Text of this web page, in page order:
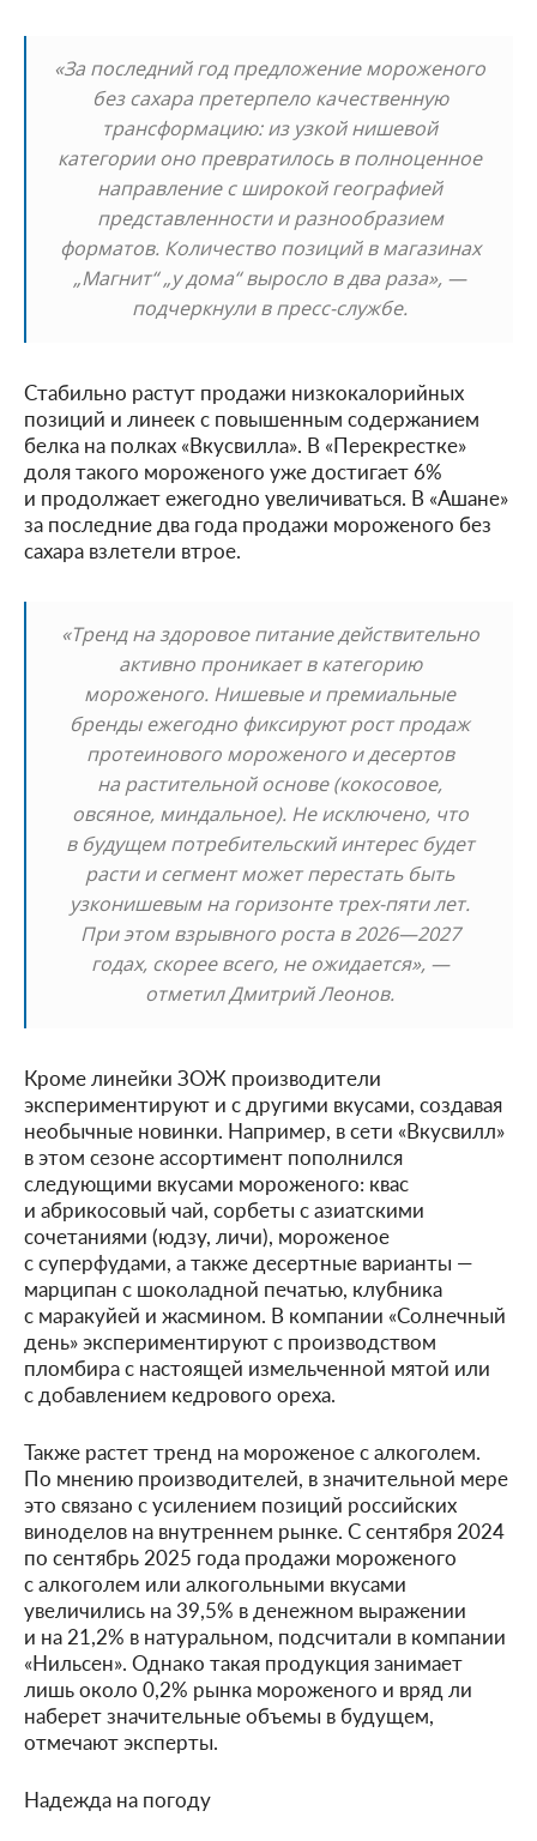
«За последний год предложение мороженого
без сахара претерпело качественную
трансформацию: из узкой нишевой
категории оно превратилось в полноценное
направление с широкой географией
представленности и разнообразием
форматов. Количество позиций в магазинах
„Магнит“ „у дома“ выросло в два раза», —
подчеркнули в пресс-службе.
Стабильно растут продажи низкокалорийных
позиций и линеек с повышенным содержанием
белка на полках «Вкусвилла». В «Перекрестке»
доля такого мороженого уже достигает 6%
и продолжает ежегодно увеличиваться. В «Ашане»
за последние два года продажи мороженого без
сахара взлетели втрое.
«Тренд на здоровое питание действительно
активно проникает в категорию
мороженого. Нишевые и премиальные
бренды ежегодно фиксируют рост продаж
протеинового мороженого и десертов
на растительной основе (кокосовое,
овсяное, миндальное). Не исключено, что
в будущем потребительский интерес будет
расти и сегмент может перестать быть
узконишевым на горизонте трех-пяти лет.
При этом взрывного роста в 2026—2027
годах, скорее всего, не ожидается», —
отметил Дмитрий Леонов.
Кроме линейки ЗОЖ производители
экспериментируют и с другими вкусами, создавая
необычные новинки. Например, в сети «Вкусвилл»
в этом сезоне ассортимент пополнился
следующими вкусами мороженого: квас
и абрикосовый чай, сорбеты с азиатскими
сочетаниями (юдзу, личи), мороженое
с суперфудами, а также десертные варианты —
марципан с шоколадной печатью, клубника
с маракуйей и жасмином. В компании «Солнечный
день» экспериментируют с производством
пломбира с настоящей измельченной мятой или
с добавлением кедрового ореха.
Также растет тренд на мороженое с алкоголем.
По мнению производителей, в значительной мере
это связано с усилением позиций российских
виноделов на внутреннем рынке. С сентября 2024
по сентябрь 2025 года продажи мороженого
с алкоголем или алкогольными вкусами
увеличились на 39,5% в денежном выражении
и на 21,2% в натуральном, подсчитали в компании
«Нильсен». Однако такая продукция занимает
лишь около 0,2% рынка мороженого и вряд ли
наберет значительные объемы в будущем,
отмечают эксперты.
Надежда на погоду